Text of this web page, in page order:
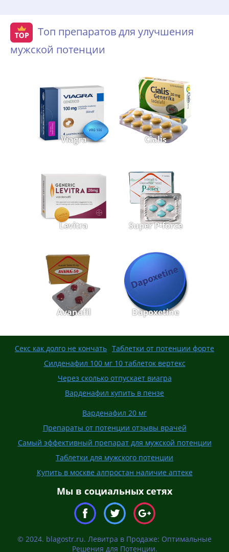
Топ препаратов для улучшения
мужской потенции
Viagra Cialis
Levitra Super P-force
Avanafil Dapoxetine
Секс как долго не кончать Таблетки от потенции форте
Силденафил 100 мг 10 таблеток вертекс
Через сколько отпускает виагра
Варденафил купить в пензе
Варденафил 20 мг
Препараты от потенции отзывы врачей
Самый эффективный препарат для мужской потенции
Таблетки для мужского потенции
Купить в москве алпростан наличие аптеке
Мы в социальных сетях
© 2024. blagostr.ru. Левитра в Продаже: Оптимальные
Решения для Потенции.